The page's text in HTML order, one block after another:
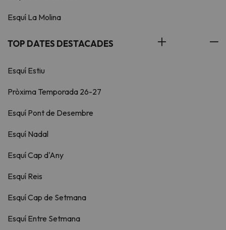
Esquí La Molina
TOP DATES DESTACADES
Esquí Estiu
Pròxima Temporada 26-27
Esquí Pont de Desembre
Esquí Nadal
Esquí Cap d'Any
Esquí Reis
Esquí Cap de Setmana
Esquí Entre Setmana